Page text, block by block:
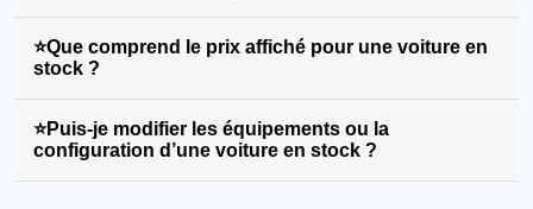
⭐Que comprend le prix affiché pour une voiture en
stock ?
⭐Puis-je modifier les équipements ou la
configuration d’une voiture en stock ?